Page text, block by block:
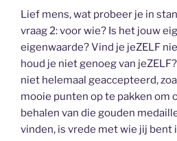
Lief mens, wat probeer je in
vraag 2: voor wie? Is het jouw
eigenwaarde? Vind je jeZELF
houd je niet genoeg van
niet helemaal geaccepteerd,
mooie punten op te pakken om
behalen van die gouden
vinden, is vrede met wie jij bent